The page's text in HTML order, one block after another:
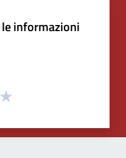
informazioni